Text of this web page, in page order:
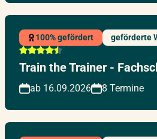
100% gefördert geförderte
Train the Trainer -
ab 16.09.2026 8 Termine